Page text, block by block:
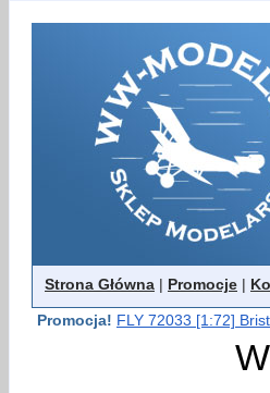
Strona Główna | Promocje |
Promocja! FLY 72033 [1:72]